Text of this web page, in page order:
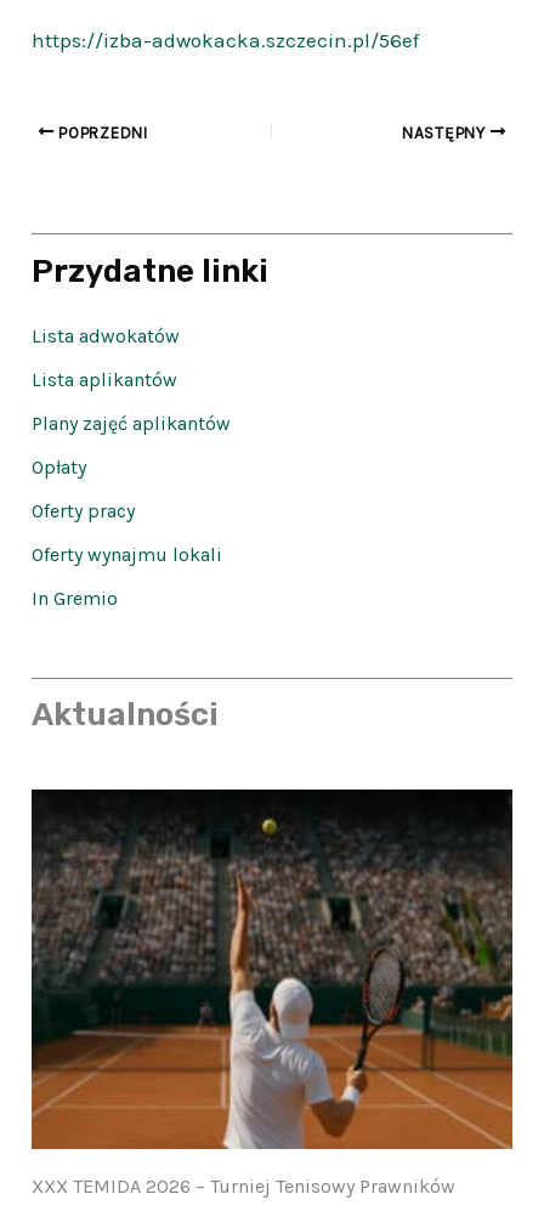
https://izba-adwokacka.szczecin.pl/56ef
POPRZEDNI NASTĘPNY
Przydatne linki
Lista adwokatów
Lista aplikantów
Plany zajęć aplikantów
Opłaty
Oferty pracy
Oferty wynajmu lokali
In Gremio
Aktualności
XXX TEMIDA 2026 – Turniej Tenisowy Prawników